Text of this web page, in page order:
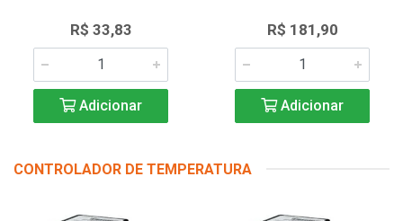
R$ 33,83
Adicionar
R$ 181,90
Adicionar
CONTROLADOR DE TEMPERATURA